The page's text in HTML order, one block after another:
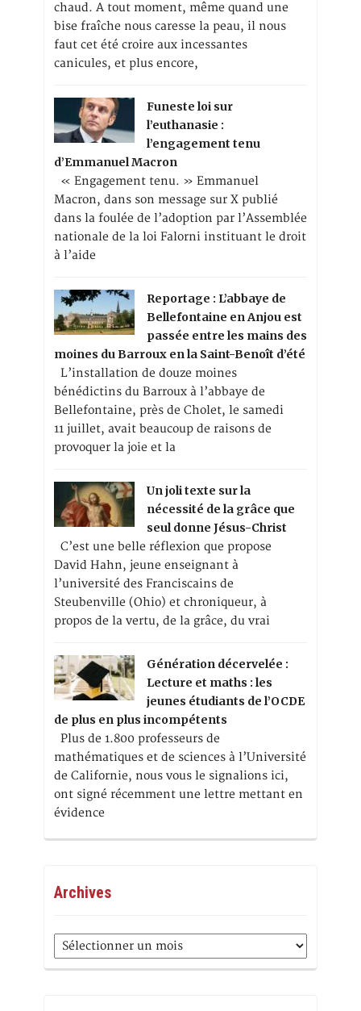
chaud. A tout moment, même quand une
bise fraîche nous caresse la peau, il nous
faut cet été croire aux incessantes
canicules, et plus encore,
Funeste loi sur
l’euthanasie :
l’engagement tenu
d’Emmanuel Macron
« Engagement tenu. » Emmanuel
Macron, dans son message sur X publié
dans la foulée de l’adoption par l’Assemblée
nationale de la loi Falorni instituant le droit
à l’aide
Reportage : L’abbaye de
Bellefontaine en Anjou est
passée entre les mains des
moines du Barroux en la Saint-Benoît d’été
L’installation de douze moines
bénédictins du Barroux à l’abbaye de
Bellefontaine, près de Cholet, le samedi
11 juillet, avait beaucoup de raisons de
provoquer la joie et la
Un joli texte sur la
nécessité de la grâce que
seul donne Jésus-Christ
C’est une belle réflexion que propose
David Hahn, jeune enseignant à
l’université des Franciscains de
Steubenville (Ohio) et chroniqueur, à
propos de la vertu, de la grâce, du vrai
Génération décervelée :
Lecture et maths : les
jeunes étudiants de l’OCDE
de plus en plus incompétents
Plus de 1.800 professeurs de
mathématiques et de sciences à l’Université
de Californie, nous vous le signalions ici,
ont signé récemment une lettre mettant en
évidence
Archives
Archives